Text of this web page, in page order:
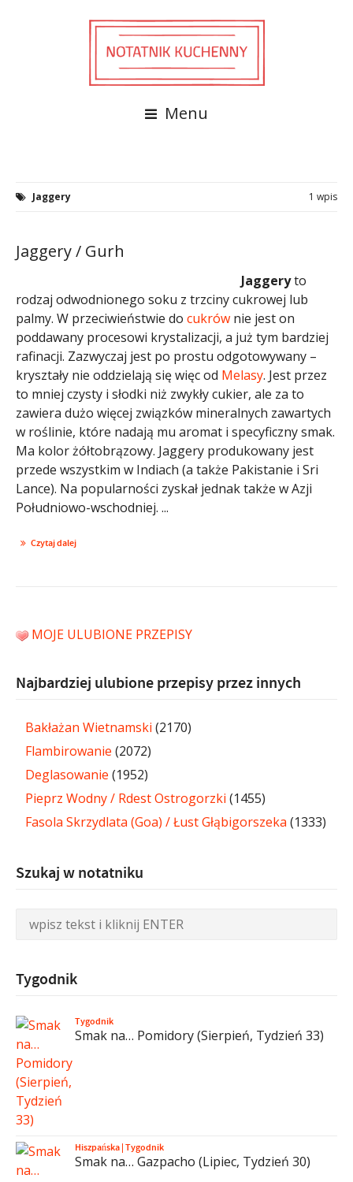
Menu
Jaggery 1 wpis
Jaggery / Gurh
Jaggeryto
rodzaj odwodnionego soku z trzciny cukrowej lub
palmy. W przeciwieństwie do cukrów nie jest on
poddawany procesowi krystalizacji, a już tym bardziej
rafinacji. Zazwyczaj jest po prostu odgotowywany –
kryształy nie oddzielają się więc od Melasy. Jest przez
to mniej czysty i słodki niż zwykły cukier, ale za to
zawiera dużo więcej związków mineralnych zawartych
w roślinie, które nadają mu aromat i specyficzny smak.
Ma kolor żółtobrązowy. Jaggery produkowany jest
przede wszystkim w Indiach (a także Pakistanie i Sri
Lance). Na popularności zyskał jednak także w Azji
Południowo-wschodniej. ...
Czytaj dalej
MOJE ULUBIONE PRZEPISY
Najbardziej ulubione przepisy przez innych
Bakłażan Wietnamski (2170)
Flambirowanie (2072)
Deglasowanie (1952)
Pieprz Wodny / Rdest Ostrogorzki (1455)
Fasola Skrzydlata (Goa) / Łust Głąbigorszeka (1333)
Szukaj w notatniku
Tygodnik
Tygodnik
Smak na… Pomidory (Sierpień, Tydzień 33)
Hiszpańska|Tygodnik
Smak na… Gazpacho (Lipiec, Tydzień 30)